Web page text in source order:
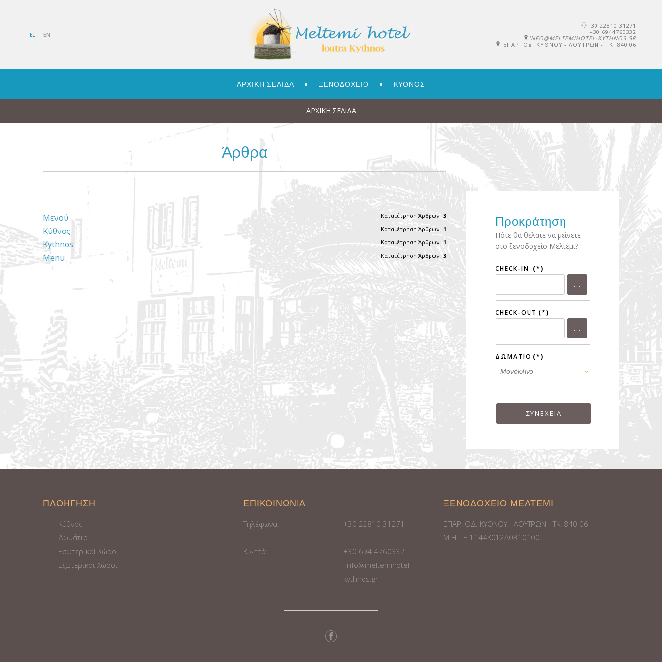
EL EN
+30 22810 31271
+30 6944760332
INFO@MELTEMIHOTEL-KYTHNOS.GR
ΕΠΑΡ. ΟΔ. ΚΥΘΝΟΥ - ΛΟΥΤΡΩΝ - ΤΚ: 840 06
ΑΡΧΙΚΗ ΣΕΛΙΔΑ ΞΕΝΟΔΟΧΕΙΟ ΚΥΘΝΟΣ
ΑΡΧΙΚΉ ΣΕΛΊΔΑ
Άρθρα
Μενού Καταμέτρηση Άρθρων: 3
Κύθνος Καταμέτρηση Άρθρων: 1
Kythnos Καταμέτρηση Άρθρων: 1
Menu Καταμέτρηση Άρθρων: 3
Προκράτηση
Πότε θα θέλατε να μείνετε
στο ξενοδοχείο Μελτέμι?
CHECK-IN (*)
CHECK-OUT (*)
ΔΩΜΑΤΙΟ (*)
ΠΛΟΗΓΗΣΗ
Κύθνος
Δωμάτια
Εσωτερικοί Χώροι
Εξωτερικοί Χώροι
ΕΠΙΚΟΙΝΩΝΙΑ
Τηλέφωνα:
Κινητό:
+30 22810 31271
+30 694 4760332
info@meltemihotel-
kythnos.gr
ΞΕΝΟΔΟΧΕΙΟ ΜΕΛΤΕΜΙ
ΕΠΑΡ. ΟΔ. ΚΥΘΝΟΥ - ΛΟΥΤΡΩΝ - ΤΚ: 840 06
Μ.Η.Τ.Ε 1144Κ012Α0310100